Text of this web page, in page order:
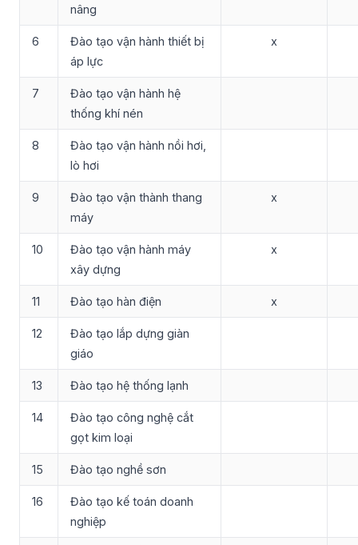
nâng
6
Đào tạo vận hành thiết bị
áp lực
x
7
Đào tạo vận hành hệ
thống khí nén
8
Đào tạo vận hành nồi hơi,
lò hơi
9
Đào tạo vận thành thang
máy
x
10
Đào tạo vận hành máy
xây dựng
x
11 Đào tạo hàn điện x
12
Đào tạo lắp dựng giàn
giáo
13 Đào tạo hệ thống lạnh
14
Đào tạo công nghệ cắt
gọt kim loại
15 Đào tạo nghề sơn
16
Đào tạo kế toán doanh
nghiệp